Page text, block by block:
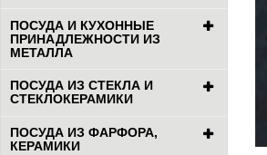
ПОСУДА И КУХОННЫЕ
ПРИНАДЛЕЖНОСТИ ИЗ
МЕТАЛЛА
ПОСУДА ИЗ СТЕКЛА И
СТЕКЛОКЕРАМИКИ
ПОСУДА ИЗ ФАРФОРА,
КЕРАМИКИ